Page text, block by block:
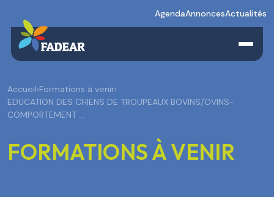
AgendaAnnoncesActualités
Accueil›Formations à venir›
EDUCATION DES CHIENS DE TROUPEAUX BOVINS/OVINS-
COMPORTEMENT …
FORMATIONS À VENIR